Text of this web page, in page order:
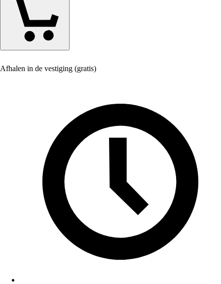
Afhalen in de vestiging (gratis)